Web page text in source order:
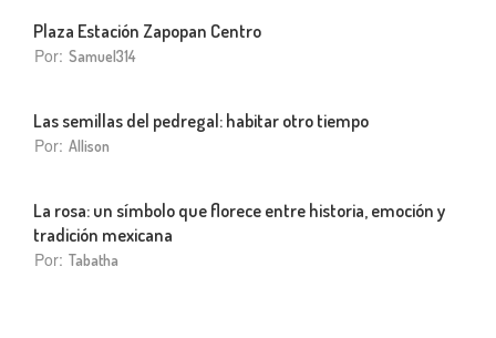
Plaza Estación Zapopan Centro
Por: Samuel314
Las semillas del pedregal: habitar otro tiempo
Por: Allison
La rosa: un símbolo que florece entre historia, emoción y
tradición mexicana
Por: Tabatha